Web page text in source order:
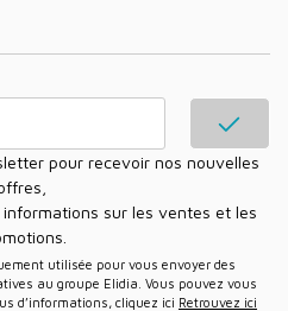
sur les ventes et les
au groupe Elidia. Vous pouvez vous
d’informations, cliquez ici Retrouvez ici